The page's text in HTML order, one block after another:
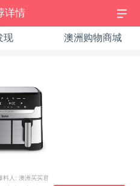
详情
现 澳洲购物商城
人: 澳洲买买君